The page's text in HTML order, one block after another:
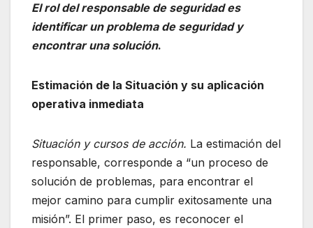
El rol del responsable de seguridad es
identificar un problema de seguridad y
encontrar una solución.
Estimación de la Situación y su aplicación
operativa inmediata
Situación y cursos de acción. La estimación del
responsable, corresponde a “un proceso de
solución de problemas, para encontrar el
mejor camino para cumplir exitosamente una
misión”. El primer paso, es reconocer el